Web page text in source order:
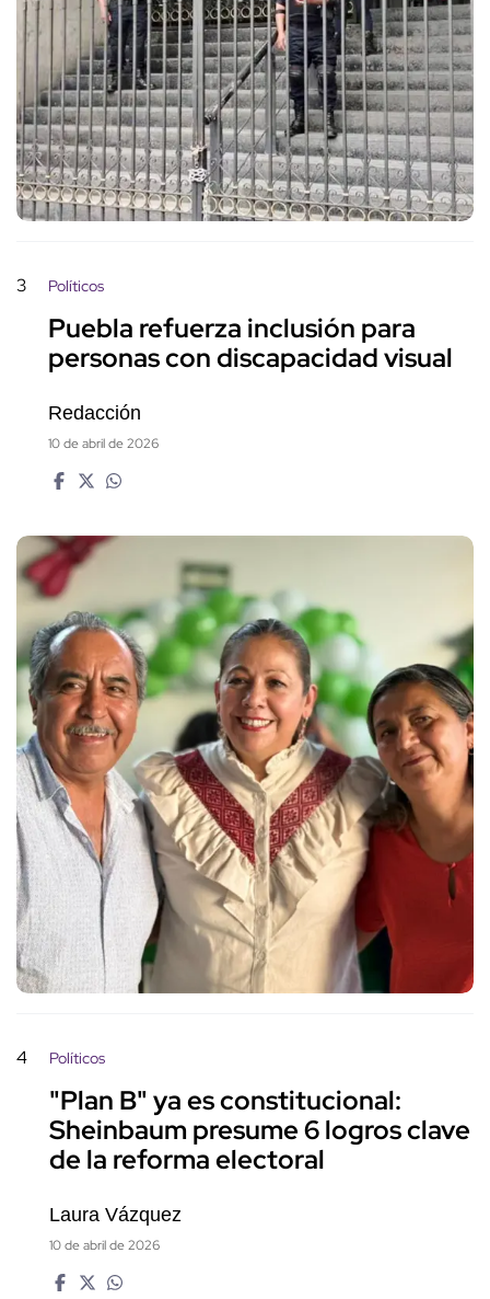
3 Políticos
Puebla refuerza inclusión para
personas con discapacidad visual
Redacción
10 de abril de 2026
4 Políticos
"Plan B" ya es constitucional:
Sheinbaum presume 6 logros clave
de la reforma electoral
Laura Vázquez
10 de abril de 2026